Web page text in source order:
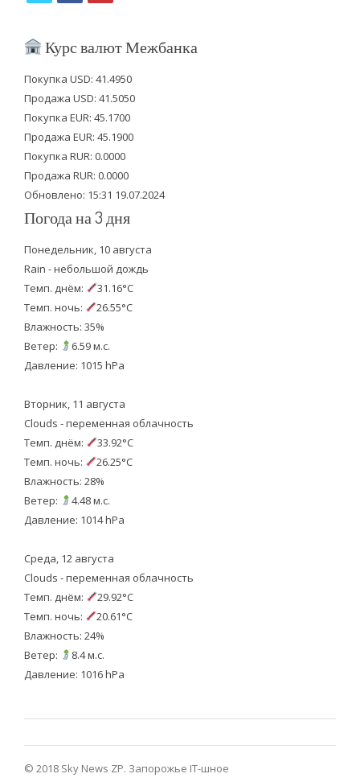
i
t
e
r
b
o
o
k
u
b
e
Курс валют Межбанка
Покупка USD: 41.4950
Продажа USD: 41.5050
Покупка EUR: 45.1700
Продажа EUR: 45.1900
Покупка RUR: 0.0000
Продажа RUR: 0.0000
Обновлено: 15:31 19.07.2024
Погода на 3 дня
Понедельник, 10 августа
Rain - небольшой дождь
Темп. днём:
31.16°C
Темп. ночь:
26.55°C
Влажность: 35%
Ветер:
6.59 м.с.
Давление: 1015 hPa
Вторник, 11 августа
Clouds - переменная облачность
Темп. днём:
33.92°C
Темп. ночь:
26.25°C
Влажность: 28%
Ветер:
4.48 м.с.
Давление: 1014 hPa
Среда, 12 августа
Clouds - переменная облачность
Темп. днём:
29.92°C
Темп. ночь:
20.61°C
Влажность: 24%
Ветер:
8.4 м.с.
Давление: 1016 hPa
© 2018 Sky News ZP. Запорожье IT-шное